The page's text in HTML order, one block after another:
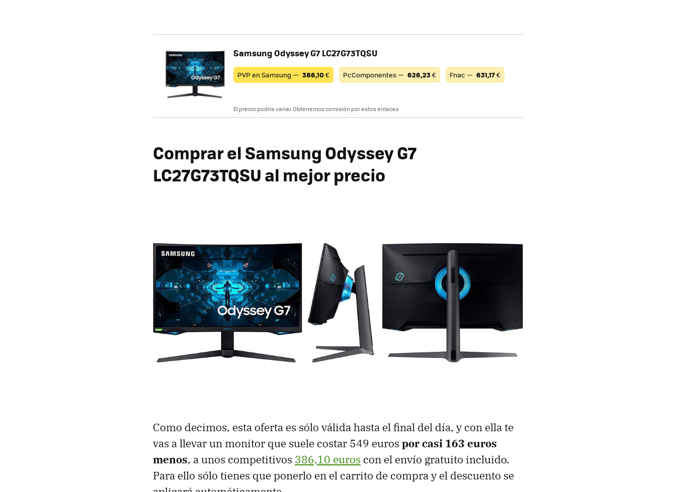
Samsung Odyssey G7 LC27G73TQSU
PVP en Samsung — 386,10€ PcComponentes — 626,23€ Fnac — 631,17€
El precio podría variar. Obtenemos comisión por estos enlaces
Comprar el Samsung Odyssey G7
LC27G73TQSU al mejor precio
Como decimos, esta oferta es sólo válida hasta el final del día, y con ella te
vas a llevar un monitor que suele costar 549 euros por casi 163 euros
menos, a unos competitivos 386,10 euros con el envío gratuito incluido.
Para ello sólo tienes que ponerlo en el carrito de compra y el descuento se